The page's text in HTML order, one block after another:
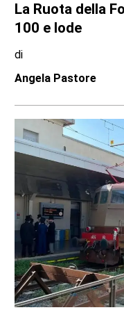
La Ruota della
100 e lode
di
Angela Pastore